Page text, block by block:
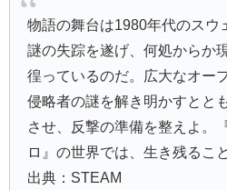
物語の舞台は1980年代のスウ
謎の失踪を遂げ、何処からか
徨っているのだ。広大なオー
侵略者の謎を解き明かすとと
させ、反撃の準備を整えよ。
ロ』の世界では、生き残るこ
出典：STEAM